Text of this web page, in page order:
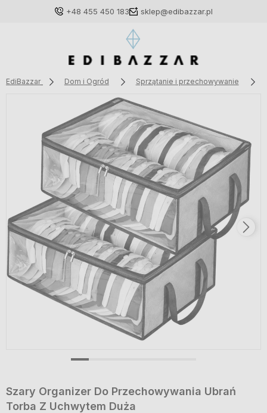
+48 455 450 183 sklep@edibazzar.pl
Zaloguj się
Załóż konto
Wybierz coś dla siebie z naszej aktualnej oferty lub
zaloguj się, aby przywrócić dodane produkty do listy
z poprzedniej sesji.
EdiBazzar Dom i Ogród Sprzątanie i przechowywanie
Szary Organizer Do Przechowywania Ubrań
Torba Z Uchwytem Duża